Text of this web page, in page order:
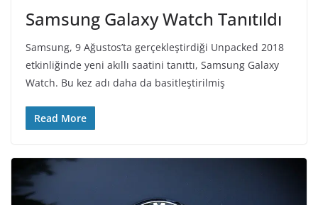
Samsung Galaxy Watch Tanıtıldı
Samsung, 9 Ağustos’ta gerçekleştirdiği Unpacked 2018
etkinliğinde yeni akıllı saatini tanıttı, Samsung Galaxy
Watch. Bu kez adı daha da basitleştirilmiş
Read More